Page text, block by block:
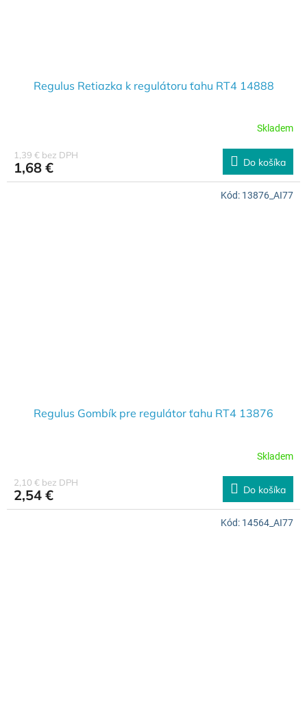
Regulus Retiazka k regulátoru ťahu RT4 14888
Skladem
1,39 € bez DPH
1,68 € Do košíka
Regulus Gombík pre regulátor ťahu RT4 13876
Skladem
2,10 € bez DPH
2,54 € Do košíka
Kód: 13876_AI77
Kód: 14564_AI77